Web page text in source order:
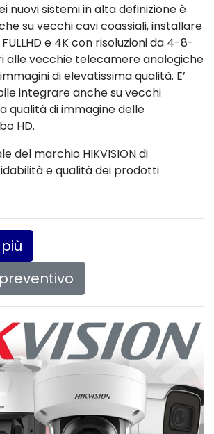
nuovi sistemi in alta definizione è
su vecchi cavi coassiali, installare
e 4K con risoluzioni da 4-8-
alle vecchie telecamere analogiche
di elevatissima qualità. E’
integrare anche su vecchi
qualità di immagine delle
HD.
del marchio HIKVISION di
e qualità dei prodotti